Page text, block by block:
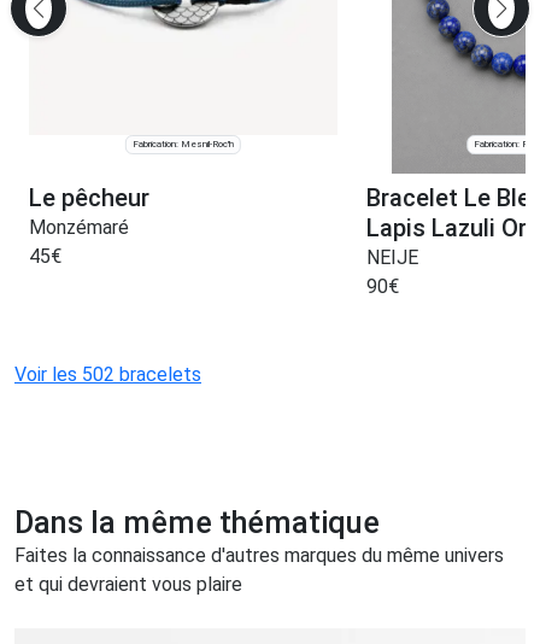
Fabrication: Mesnil-Roc'h
Le pêcheur
Monzémaré
45€
Fabrication:
Bracelet Le
Lapis Lazuli Or
NEIJE
90€
Voir les 502 bracelets
Dans la même thématique
Faites la connaissance d'autres marques du même univers
et qui devraient vous plaire